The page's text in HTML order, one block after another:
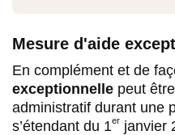
Mesure d'aide
En complément et de
exceptionnelle peut
administratif durant une
s’étendant du 1er janvier